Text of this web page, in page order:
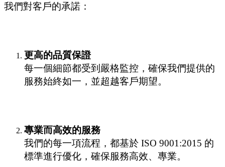
我們對客戶的承諾：
更高的品質保證
每一個細節都受到嚴格監控，確保我們提供的
服務始終如一，並超越客戶期望。
專業而高效的服務
我們的每一項流程，都基於 ISO 9001:2015 的
標準進行優化，確保服務高效、專業。